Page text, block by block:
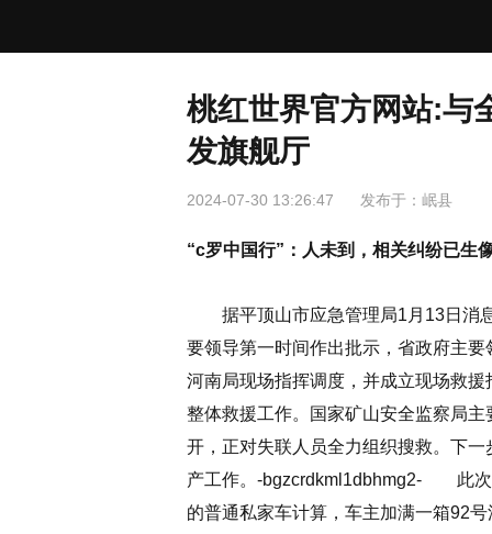
桃红世界官方网站:与
发旗舰厅
2024-07-30 13:26:47 发布于： 岷县
“c罗中国行”：人未到，相关纠纷已生
据平顶山市应急管理局1月13日消息
要领导第一时间作出批示，省政府主
河南局现场指挥调度，并成立现场救
整体救援工作。国家矿山安全监察局
开，正对失联人员全力组织搜救。下
产工作。-bgzcrdkml1dbhmg2- 此次
的普通私家车计算，车主加满一箱92